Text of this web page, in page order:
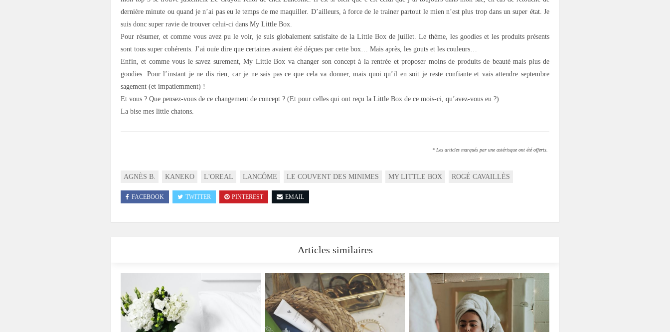
dernière minute ou quand je n’ai pas eu le temps de me maquiller. D’ailleurs, à force de le trainer partout le mien n’est plus trop dans un super état. Je
suis donc super ravie de trouver celui-ci dans My Little Box.
Pour résumer, et comme vous avez pu le voir, je suis globalement satisfaite de la Little Box de juillet. Le thème, les goodies et les produits présents
sont tous super cohérents. J’ai ouïe dire que certaines avaient été déçues par cette box… Mais après, les gouts et les couleurs…
Enfin, et comme vous le savez surement, My Little Box va changer son concept à la rentrée et proposer moins de produits de beauté mais plus de
goodies. Pour l’instant je ne dis rien, car je ne sais pas ce que cela va donner, mais quoi qu’il en soit je reste confiante et vais attendre septembre
sagement (et impatiemment) !
Et vous ? Que pensez-vous de ce changement de concept ? (Et pour celles qui ont reçu la Little Box de ce mois-ci, qu’avez-vous eu ?)
La bise mes little chatons.
* Les articles marqués par une astérisque ont été offerts.
AGNÈS B. KANEKO L'OREAL LANCÔME LE COUVENT DES MINIMES MY LITTLE BOX ROGÉ CAVAILLÈS
FACEBOOK TWITTER PINTEREST EMAIL
Articles similaires